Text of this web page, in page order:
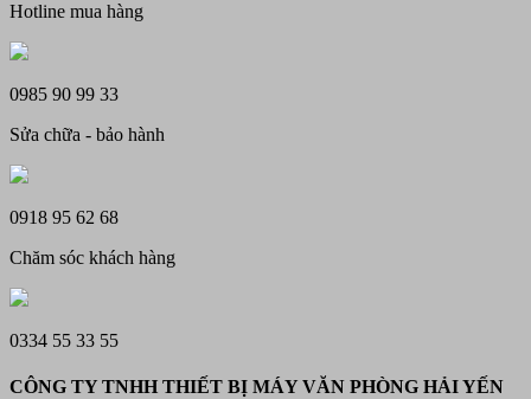
Hotline mua hàng
0985 90 99 33
Sửa chữa - bảo hành
0918 95 62 68
Chăm sóc khách hàng
0334 55 33 55
CÔNG TY TNHH THIẾT BỊ MÁY VĂN PHÒNG HẢI YẾN